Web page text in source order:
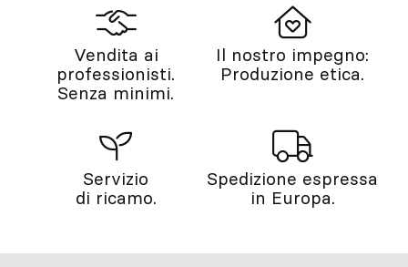
Vendita ai
professionisti.
Senza minimi.
Il nostro impegno:
Produzione etica.
Servizio
di ricamo.
Spedizione espressa
in Europa.